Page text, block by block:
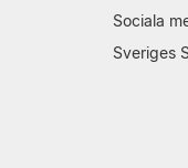
Sociala
Sveriges